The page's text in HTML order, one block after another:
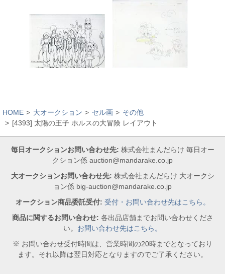
HOME 大オークション セル画
その他
[4393] 太陽の王子 ホルスの大冒険 レイアウト
毎日オークションお問い合わせ先: 株式会社まんだらけ 毎日オー
クション係 auction@mandarake.co.jp
大オークションお問い合わせ先: 株式会社まんだらけ 大オークシ
ョン係 big-auction@mandarake.co.jp
オークション商品委託受付: 受付・お問い合わせ先はこちら。
商品に関するお問い合わせ: 各出品店舗までお問い合わせくださ
い。 お問い合わせ先はこちら。
※ お問い合わせ受付時間は、営業時間の20時までとなっており
ます。それ以降は翌日対応となりますのでご了承ください。